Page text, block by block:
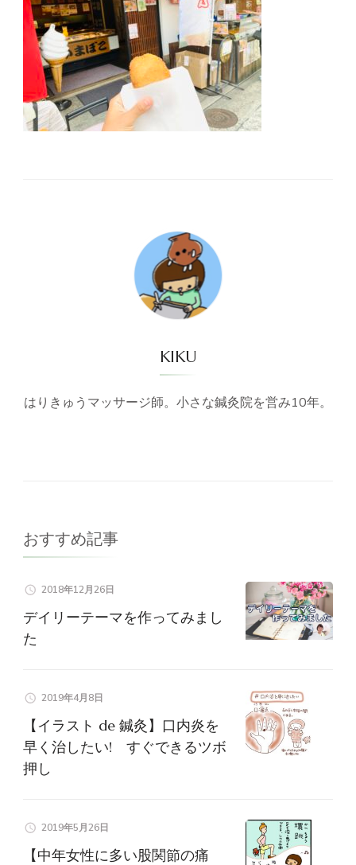
KIKU
はりきゅうマッサージ師。小さな鍼灸院を営み10年。
おすすめ記事
2018年12月26日
デイリーテーマを作ってみまし
た
2019年4月8日
【イラスト de 鍼灸】口内炎を
早く治したい! すぐできるツボ
押し
2019年5月26日
【中年女性に多い股関節の痛